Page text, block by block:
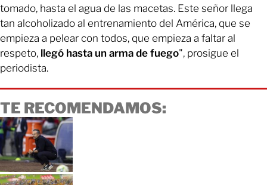
tomado, hasta el agua de las macetas. Este señor llega
tan alcoholizado al entrenamiento del América, que se
empieza a pelear con todos, que empieza a faltar al
respeto, llegó hasta un arma de fuego", prosigue el
periodista.
TE RECOMENDAMOS: